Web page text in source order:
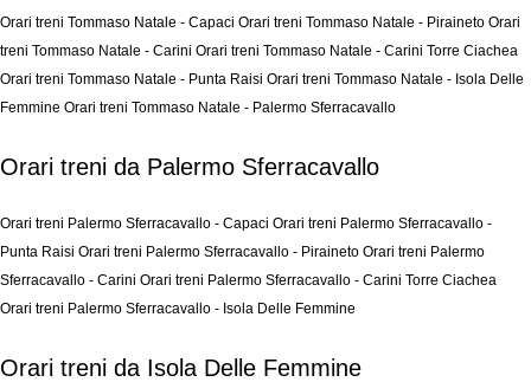
Orari treni Tommaso Natale - Capaci Orari treni Tommaso Natale - Piraineto Orari
treni Tommaso Natale - Carini Orari treni Tommaso Natale - Carini Torre Ciachea
Orari treni Tommaso Natale - Punta Raisi Orari treni Tommaso Natale - Isola Delle
Femmine Orari treni Tommaso Natale - Palermo Sferracavallo
Orari treni da Palermo Sferracavallo
Orari treni Palermo Sferracavallo - Capaci Orari treni Palermo Sferracavallo -
Punta Raisi Orari treni Palermo Sferracavallo - Piraineto Orari treni Palermo
Sferracavallo - Carini Orari treni Palermo Sferracavallo - Carini Torre Ciachea
Orari treni Palermo Sferracavallo - Isola Delle Femmine
Orari treni da Isola Delle Femmine